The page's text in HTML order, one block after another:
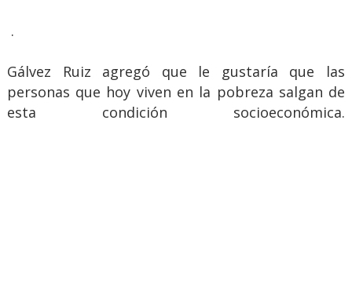
.
Gálvez Ruiz agregó que le gustaría que las
personas que hoy viven en la pobreza salgan de
esta condición socioeconómica.